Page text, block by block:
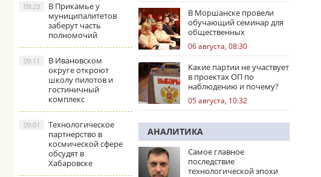
В Прикамье у
муниципалитетов
заберут часть
полномочий
09:23
В Ивановском
округе откроют
школу пилотов и
гостиничный
комплекс
09:11
Технологическое
партнерство в
космической сфере
обсудят в
Хабаровске
09:01
В Моршанске провели
обучающий семинар для
общественных
наблюдателей
06 августа, 08:30
Какие партии не участвует
в проектах ОП по
наблюдению и почему?
05 августа, 10:32
АНАЛИТИКА
Самое главное
последствие
технологической эпохи